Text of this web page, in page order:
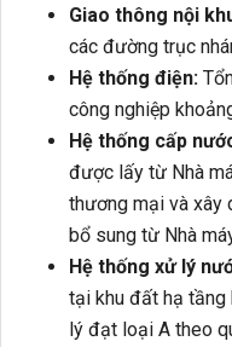
Giao thông nội
các đường trục
Hệ thống điện:
công nghiệp
Hệ thống cấp
được lấy từ Nhà
thương mại và xây
bổ sung từ Nhà
Hệ thống xử lý
tại khu đất hạ
lý đạt loại A theo